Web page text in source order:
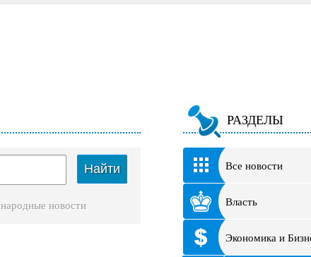
Найти
народные новости
РАЗДЕЛЫ
Все новости
Власть
Экономика и